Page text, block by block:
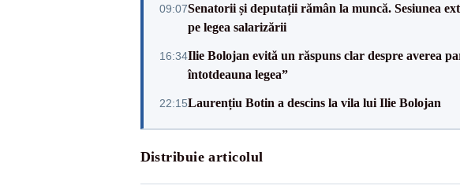
09:07Senatorii și deputații rămân la muncă. Sesiunea
pe legea salarizării
16:34Ilie Bolojan evită un răspuns clar despre averea
întotdeauna legea”
22:15Laurențiu Botin a descins la vila lui Ilie Bolojan
Distribuie articolul